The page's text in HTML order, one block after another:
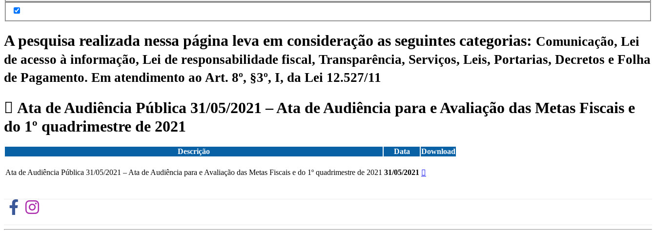
A pesquisa realizada nessa página leva em consideração as seguintes categorias: Comunicação, Lei
de acesso à informação, Lei de responsabilidade fiscal, Transparência, Serviços, Leis, Portarias, Decretos e Folha
de Pagamento. Em atendimento ao Art. 8º, §3º, I, da Lei 12.527/11
Ata de Audiência Pública 31/05/2021 – Ata de Audiência para e Avaliação das Metas Fiscais e
do 1º quadrimestre de 2021
Descrição Data Download
Ata de Audiência Pública 31/05/2021 – Ata de Audiência para e Avaliação das Metas Fiscais e do 1º quadrimestre de 2021 31/05/2021